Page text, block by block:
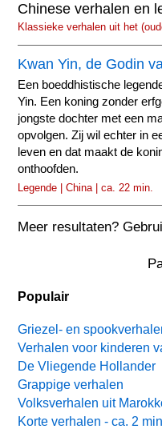
Chinese verhalen en
Klassieke verhalen uit het
Kwan Yin, de Godin
Een boeddhistische
Yin. Een koning zonder
jongste dochter met een
opvolgen. Zij wil echter in
leven en dat maakt de
onthoofden.
Legende | China | ca. 22 min.
Meer resultaten?
Populair
Griezel- en
Verhalen voor kinderen
De Vliegende Hollander
Grappige verhalen
Volksverhalen uit
Korte verhalen - ca. 2